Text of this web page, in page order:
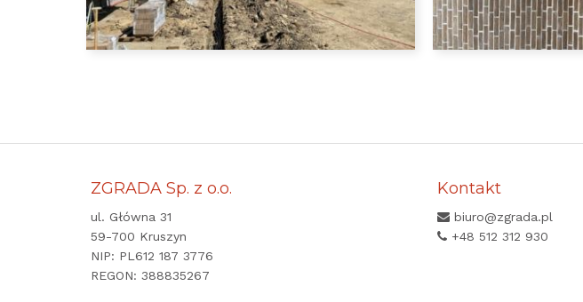
ZGRADA Sp. z o.o.
ul. Główna 31
59-700 Kruszyn
NIP: PL612 187 3776
REGON: 388835267
Kontakt
biuro@zgrada.pl
+48 512 312 930